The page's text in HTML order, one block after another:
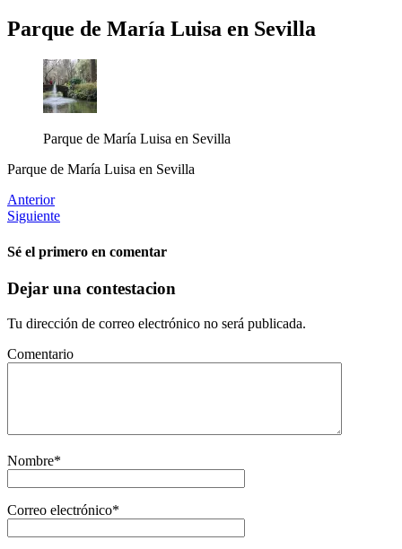
Parque de María Luisa en Sevilla
Parque de María Luisa en Sevilla
Parque de María Luisa en Sevilla
Anterior
Siguiente
Sé el primero en comentar
Dejar una contestacion
Tu dirección de correo electrónico no será publicada.
Comentario
Nombre*
Correo electrónico*